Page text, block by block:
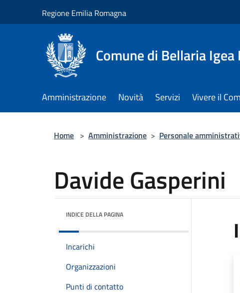
Regione Emilia Romagna
Comune di Bellaria
Amministrazione Novità Servizi Vivere il
Home > Amministrazione > Personale
Davide Gasperini
INDICE DELLA PAGINA
Incarichi
Organizzazioni
Punti di contatto